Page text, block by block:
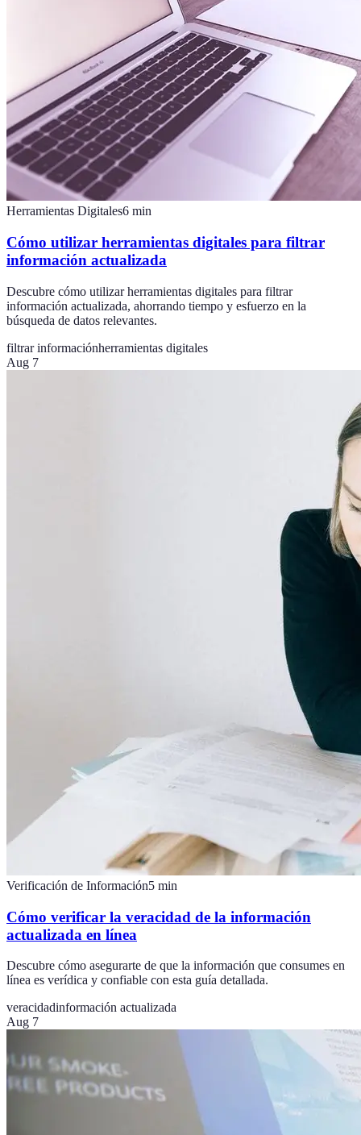
Herramientas Digitales6 min
Cómo utilizar herramientas digitales para filtrar
información actualizada
Descubre cómo utilizar herramientas digitales para filtrar
información actualizada, ahorrando tiempo y esfuerzo en la
búsqueda de datos relevantes.
filtrar informaciónherramientas digitales
Aug 7
Verificación de Información5 min
Cómo verificar la veracidad de la información
actualizada en línea
Descubre cómo asegurarte de que la información que consumes en
línea es verídica y confiable con esta guía detallada.
veracidadinformación actualizada
Aug 7